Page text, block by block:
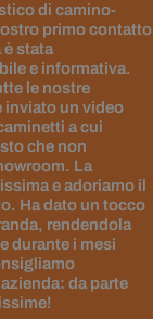
di camino-
primo contatto
stata
e informativa.
le nostre
inviato un video
a cui
che non
La
e adoriamo il
Ha dato un tocco
rendendola
durante i mesi
da parte